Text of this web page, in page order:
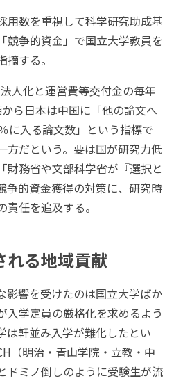
用数を重視して科学研究助成基
競争的資金」で国立大学教員を
する。
人化と運営費等交付金の毎年
ら日本は中国に「他の論文へ
に入る論文数」という指標で
方だという。要は国が研究力低
財務省や文部科学省が『選択と
争的資金獲得の対策に、研究時
任を追及する。
れる地域貢献
影響を受けたのは国立大学ばか
入学定員の厳格化を求めるよう
は軒並み入学が難化したとい
（明治・青山学院・立教・中
ミノ倒しのように受験生が流